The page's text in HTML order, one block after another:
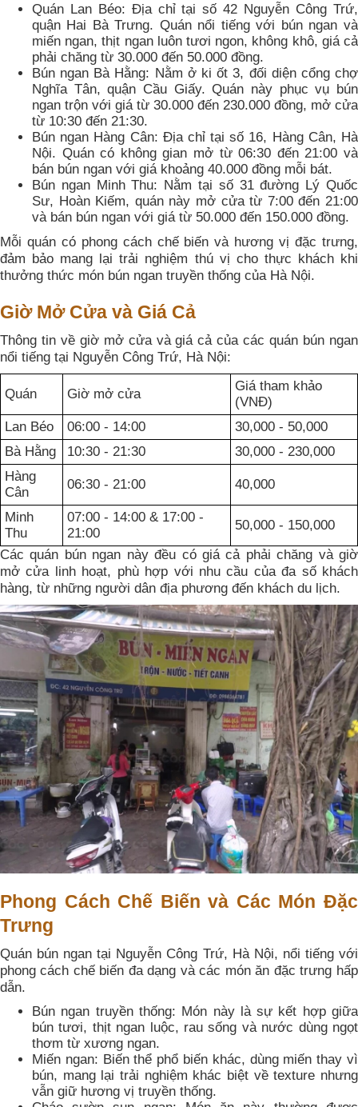
Quán Lan Béo: Địa chỉ tại số 42 Nguyễn Công Trứ,
quận Hai Bà Trưng. Quán nổi tiếng với bún ngan và
miến ngan, thịt ngan luôn tươi ngon, không khô, giá cả
phải chăng từ 30.000 đến 50.000 đồng.
Bún ngan Bà Hằng: Nằm ở ki ốt 3, đối diện cổng chợ
Nghĩa Tân, quận Cầu Giấy. Quán này phục vụ bún
ngan trộn với giá từ 30.000 đến 230.000 đồng, mở cửa
từ 10:30 đến 21:30.
Bún ngan Hàng Cân: Địa chỉ tại số 16, Hàng Cân, Hà
Nội. Quán có không gian mở từ 06:30 đến 21:00 và
bán bún ngan với giá khoảng 40.000 đồng mỗi bát.
Bún ngan Minh Thu: Nằm tại số 31 đường Lý Quốc
Sư, Hoàn Kiếm, quán này mở cửa từ 7:00 đến 21:00
và bán bún ngan với giá từ 50.000 đến 150.000 đồng.
Mỗi quán có phong cách chế biến và hương vị đặc trưng,
đảm bảo mang lại trải nghiệm thú vị cho thực khách khi
thưởng thức món bún ngan truyền thống của Hà Nội.
Giờ Mở Cửa và Giá Cả
Thông tin về giờ mở cửa và giá cả của các quán bún ngan
nổi tiếng tại Nguyễn Công Trứ, Hà Nội:
Quán Giờ mở cửa
Giá tham khảo
(VNĐ)
Lan Béo
06:00 - 14:00
30,000 - 50,000
Bà Hằng
10:30 - 21:30
30,000 - 230,000
Hàng
Cân
06:30 - 21:00 40,000
Minh
Thu
07:00 - 14:00 & 17:00 -
21:00
50,000 - 150,000
Các quán bún ngan này đều có giá cả phải chăng và giờ
mở cửa linh hoạt, phù hợp với nhu cầu của đa số khách
hàng, từ những người dân địa phương đến khách du lịch.
Phong Cách Chế Biến và Các Món Đặc
Trưng
Quán bún ngan tại Nguyễn Công Trứ, Hà Nội, nổi tiếng với
phong cách chế biến đa dạng và các món ăn đặc trưng hấp
dẫn.
Bún ngan truyền thống: Món này là sự kết hợp giữa
bún tươi, thịt ngan luộc, rau sống và nước dùng ngọt
thơm từ xương ngan.
Miến ngan: Biến thể phổ biến khác, dùng miến thay vì
bún, mang lại trải nghiệm khác biệt về texture nhưng
vẫn giữ hương vị truyền thống.